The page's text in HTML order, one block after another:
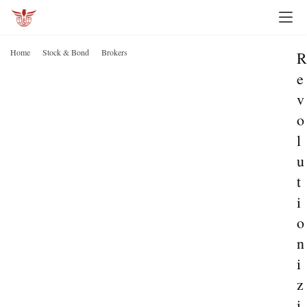
Home Stock & Bond Brokers
R
e
v
o
l
u
t
i
o
n
i
z